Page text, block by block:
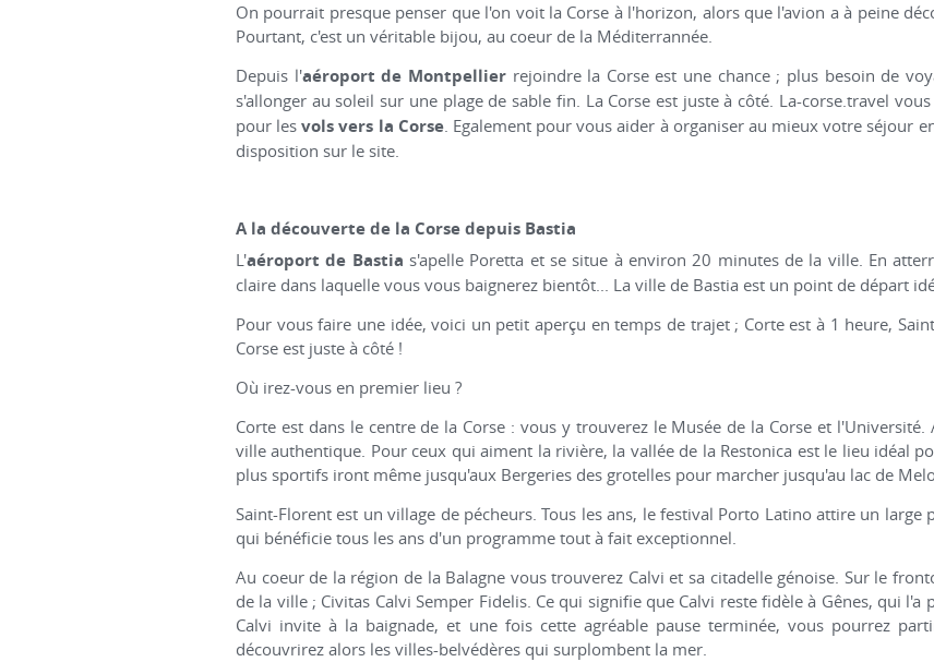
On pourrait presque penser que l'on voit la Corse à l'horizon, alors que l'avion a à peine
Pourtant, c'est un véritable bijou, au coeur de la Méditerrannée.
Depuis l'aéroport de Montpellierrejoindre la Corse est une chance ; plus besoin de
s'allonger au soleil sur une plage de sable fin. La Corse est juste à côté. La-corse.travel
pour lesvols vers la Corse. Egalement pour vous aider à organiser au mieux votre séjour
disposition sur le site.
A la découverte de la Corse depuis Bastia
L'aéroport de Bastia s'apelle Poretta et se situe à environ 20 minutes de la ville. En
claire dans laquelle vous vous baignerez bientôt... La ville de Bastia est un point de départ
Pour vous faire une idée, voici un petit aperçu en temps de trajet ; Corte est à 1 heure,
Corse est juste à côté !
Où irez-vous en premier lieu ?
Corte est dans le centre de la Corse : vous y trouverez le Musée de la Corse et
ville authentique. Pour ceux qui aiment la rivière, la vallée de la Restonica est le lieu idéal
plus sportifs iront même jusqu'aux Bergeries des grotelles pour marcher jusqu'au lac de
Saint-Florent est un village de pécheurs. Tous les ans, le festival Porto Latino attire un
qui bénéficie tous les ans d'un programme tout à fait exceptionnel.
Au coeur de la région de la Balagne vous trouverez Calvi et sa citadelle génoise. Sur le
de la ville ; Civitas Calvi Semper Fidelis. Ce qui signifie que Calvi reste fidèle à Gênes, qui l'a
Calvi invite à la baignade, et une fois cette agréable pause terminée, vous pourrez
découvrirez alors les villes-belvédères qui surplombent la mer.